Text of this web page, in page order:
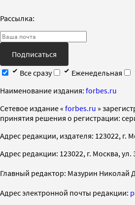
Рассылка:
Подписаться
Все сразу
Еженедельная
Наименование издания: forbes.ru
Cетевое издание « forbes.ru »
принятия решения о регистрации:
Адрес редакции, издателя: 123022, г.
Адрес редакции: 123022, г. Москва, ул.
Главный редактор: Мазурин Николай
Адрес электронной почты редакции: